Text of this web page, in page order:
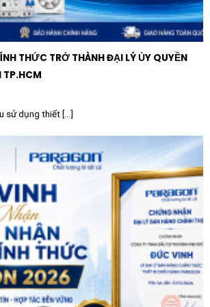
Thư viện:Bảo vệ đôi mắt của học
tạo môi trường học tập đạt chuẩn
sáng.
và Phòng sạch:
Thiết kế kín khít
ổn định đáp ứng các tiêu chuẩn khắt
IndiviLED 600 Zigbee 38W
thiết kế để lắp đặt âm trần vào hệ
cao khung xương nổi hoặc xương
nhẹ và thiết kế mỏng, việc thi
chóng và an toàn. Ngoài ra, người
thêm các bộ phụ kiện lắp nổi hoặc
với các không gian trần bê tông
THỨC TRỞ THÀNH ĐẠI LÝ ỦY QUYỀN
TP.HCM
sử dụng thiết [...]